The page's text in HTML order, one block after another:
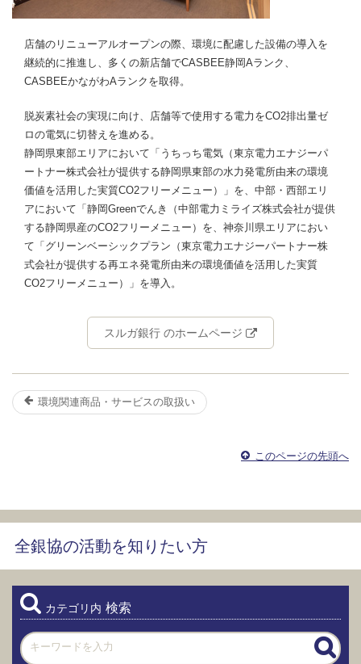
店舗のリニューアルオープンの際、環境に配慮した設備の導入を
継続的に推進し、多くの新店舗でCASBEE静岡Aランク、
CASBEEかながわAランクを取得。
脱炭素社会の実現に向け、店舗等で使用する電力をCO2排出量ゼ
ロの電気に切替えを進める。
静岡県東部エリアにおいて「うちっち電気（東京電力エナジーパ
ートナー株式会社が提供する静岡県東部の水力発電所由来の環境
価値を活用した実質CO2フリーメニュー）」を、中部・西部エリ
アにおいて「静岡Greenでんき（中部電力ミライズ株式会社が提供
する静岡県産のCO2フリーメニュー）を、神奈川県エリアにおい
て「グリーンベーシックプラン（東京電力エナジーパートナー株
式会社が提供する再エネ発電所由来の環境価値を活用した実質
CO2フリーメニュー）」を導入。
スルガ銀行 のホームページ
環境関連商品・サービスの取扱い
このページの先頭へ
全銀協の活動を知りたい方
カテゴリ内 検索